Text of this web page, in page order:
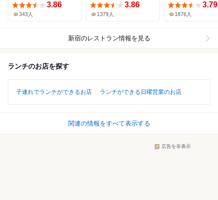
3.86
343人
3.86
1379人
3.79
1876人
新宿のレストラン情報を見る
ランチのお店を探す
子連れでランチができるお店 ランチができる日曜営業のお店
関連の情報をすべて表示する
広告を非表示